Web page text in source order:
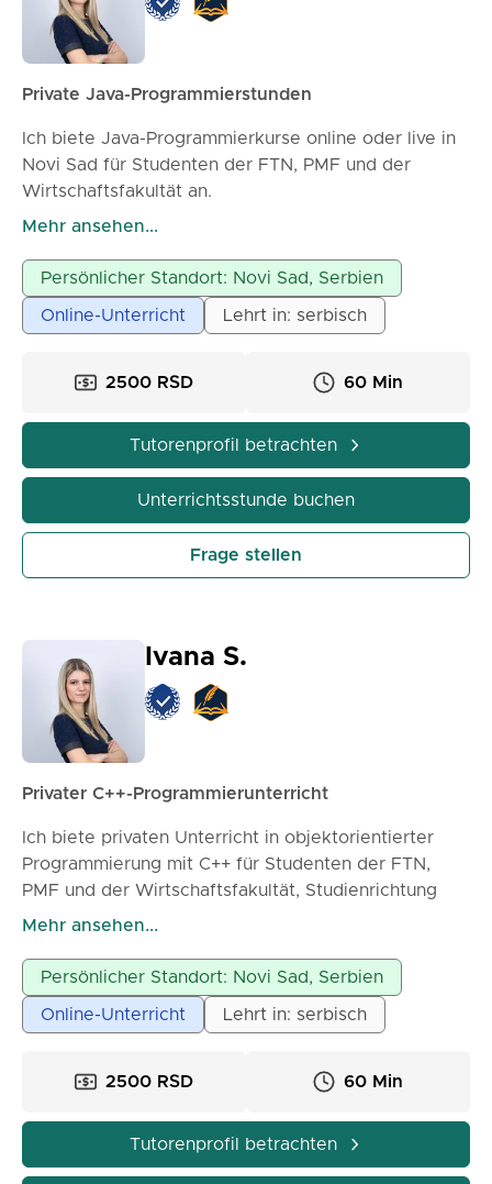
Private Java-Programmierstunden
Ich biete Java-Programmierkurse online oder live in
Novi Sad für Studenten der FTN, PMF und der
Wirtschaftsfakultät an.
Die Kurse sind darauf ausgerichtet, Ihnen das
und Ihnen zu helfen, Ihre Prüfungen erfolgreich zu
bestehen.
Es ist möglich, Einzelstunden, Paarstunden oder
Informationen können Sie mich über eine Nachricht
Mehr ansehen...
Persönlicher Standort: Novi Sad, Serbien
Online-Unterricht Lehrt in: serbisch
2500 RSD 60 Min
Tutorenprofil betrachten
Unterrichtsstunde buchen
Frage stellen
Ivana S.
Privater C++-Programmierunterricht
Ich biete privaten Unterricht in objektorientierter
Programmierung mit C++ für Studenten der FTN,
PMF und der Wirtschaftsfakultät, Studienrichtung
Wirtschaftsinformatik und verwandte Fächer. Die
statt. Es sind sowohl Gruppen- als auch
Einzelunterricht möglich. Der Preis für eine 45-
minütige Gruppenstunde beträgt 750 Dinar. Ich helfe
Prüfungen in kürzester Zeit zu bestehen.
Mehr ansehen...
Persönlicher Standort: Novi Sad, Serbien
Online-Unterricht Lehrt in: serbisch
2500 RSD 60 Min
Tutorenprofil betrachten